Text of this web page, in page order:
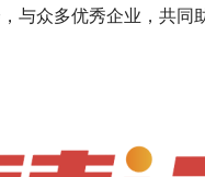
与众多优秀企业，共同